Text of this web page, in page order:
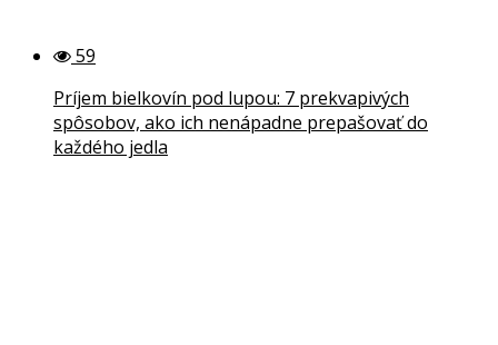
59
Príjem bielkovín pod lupou: 7 prekvapivých
spôsobov, ako ich nenápadne prepašovať do
každého jedla